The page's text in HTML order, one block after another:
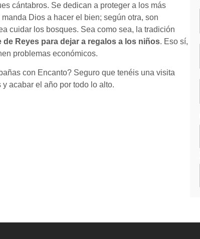
cántabros. Se dedican a proteger a los más
Dios a hacer el bien; según otra, son
cuidar los bosques. Sea como sea, la tradición
Reyes para dejar a regalos a los niños. Eso sí,
problemas económicos.
con Encanto? Seguro que tenéis una visita
acabar el año por todo lo alto.